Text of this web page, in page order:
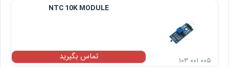
NTC 10K MODULE
تماس بگیرید ۱۰۳ ۰۰۱ ۰۰۵